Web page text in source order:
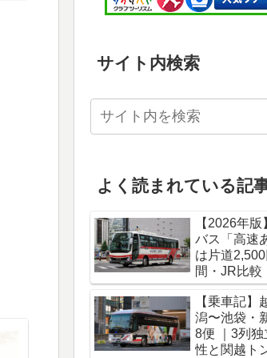
サイト内検索
よく読まれている記
【2026年
バス「高速
は片道
間・JR比較
クセス完全
【乗車記】
潟〜池袋・
8便 ｜3列
性と関越ト